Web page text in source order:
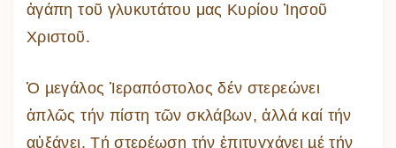
ἀγάπη τοῦ γλυκυτάτου μας Κυρίου Ἰησοῦ
Χριστοῦ.
Ὁ µεγάλος Ἱεραπόστολος δέν στερεώνει
ἁπλῶς τήν πίστη τῶν σκλάβων, ἀλλά καί τήν
αὐξάνει. Τή στερέωση τήν ἐπιτυγχάνει µέ τήν